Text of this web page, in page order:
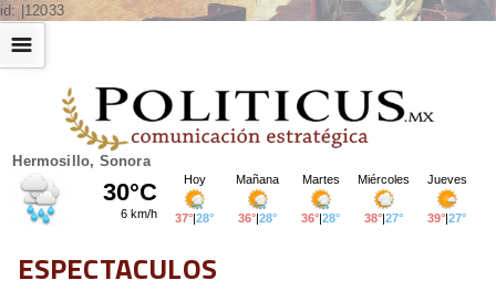
id: |12033
Hermosillo, Sonora
☰
ESPECTACULOS